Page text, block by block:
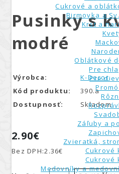
Cukrové a
Birmovka a
Krst a
Oblátkové
Pre
Pre
Záľuby a
Zvieratká,
Cukrové
Cukrové
Medovníky a
Pusinky s
modré
Výrobca:
K-Decor
Kód produktu:
390.a
Dostupnosť:
Skladom
2.90€
Bez DPH:2.36€